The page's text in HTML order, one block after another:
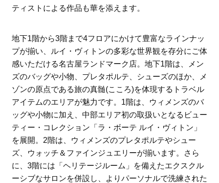
ティストによる作品も華を添えます。
地下1階から3階まで4フロアにかけて豊富なラインナッ
プが揃い、ルイ・ヴィトンの多彩な世界観を存分にご体
感いただける名古屋ランドマーク店。地下1階は、メン
ズのバッグや小物、プレタポルテ、シューズのほか、メ
ゾンの原点である旅の真髄(こころ)を体現するトラベル
アイテムのエリアが魅力です。1階は、ウィメンズのバ
ッグや小物に加え、中部エリア初の取扱いとなるビュー
ティー・コレクション「ラ・ボーテ ルイ・ヴィトン」
を展開。2階は、ウィメンズのプレタポルテやシュー
ズ、ウォッチ＆ファインジュエリーが揃います。さら
に、3階には「ヘリテージルーム」を備えたエクスクル
ーシブなサロンを併設し、よりパーソナルで洗練された